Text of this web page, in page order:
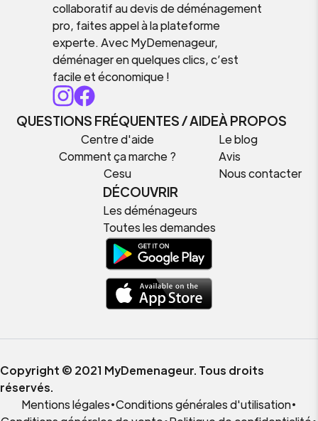
collaboratif au devis de déménagement
pro, faites appel à la plateforme
experte. Avec MyDemenageur,
déménager en quelques clics, c’est
facile et économique !
QUESTIONS FRÉQUENTES / AIDE
Centre d'aide
Comment ça marche ?
Cesu
À PROPOS
Le blog
Avis
Nous contacter
DÉCOUVRIR
Les déménageurs
Toutes les demandes
Copyright © 2021 MyDemenageur. Tous droits
réservés.
Mentions légales•Conditions générales d'utilisation•